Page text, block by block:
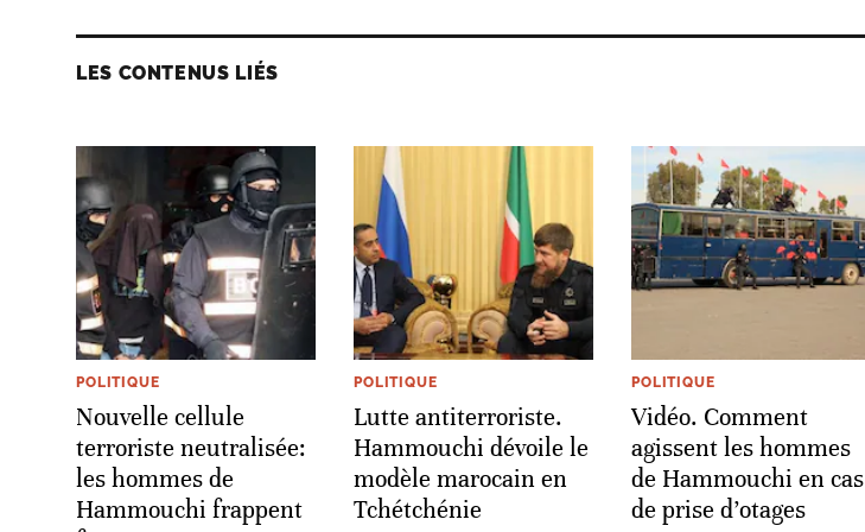
LES CONTENUS LIÉS
POLITIQUE
Nouvelle cellule
terroriste neutralisée:
les hommes de
Hammouchi frappent
POLITIQUE
Lutte antiterroriste.
Hammouchi dévoile le
modèle marocain en
Tchétchénie
POLITIQUE
Vidéo. Comment
agissent les hommes
de Hammouchi en cas
de prise d’otages